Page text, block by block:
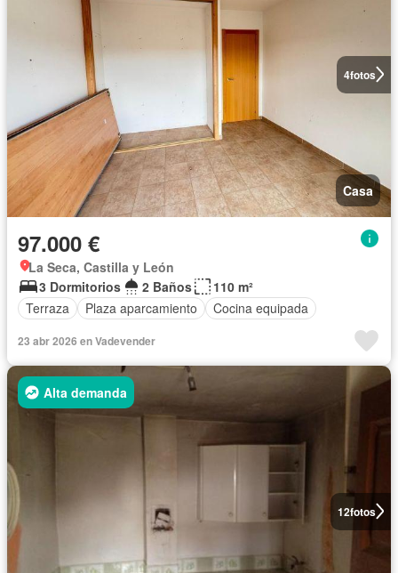
4fotos
Casa
97.000 €
La Seca, Castilla y León
3 Dormitorios
2 Baños
110 m²
Terraza
Plaza aparcamiento Cocina equipada
23 abr 2026 en Vadevender
12fotos
Alta demanda